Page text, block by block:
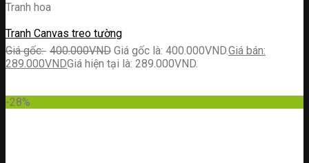
Tranh hoa
Tranh Canvas treo tường
400.000VND Giá gốc là: 400.000VND.
289.000VNDGiá hiện tại là: 289.000VND.
-28%